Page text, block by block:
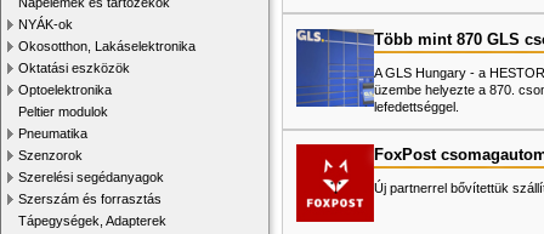
NYÁK-ok
Okosotthon, Lakáselektronika
Oktatási eszközök
Optoelektronika
Peltier modulok
Pneumatika
Szenzorok
Szerelési segédanyagok
Szerszám és forrasztás
Tápegységek, Adapterek
Több mint 870 GLS
A GLS Hungary - a
üzembe helyezte a 870.
lefedettséggel.
FoxPost
Új partnerrel bővítettük